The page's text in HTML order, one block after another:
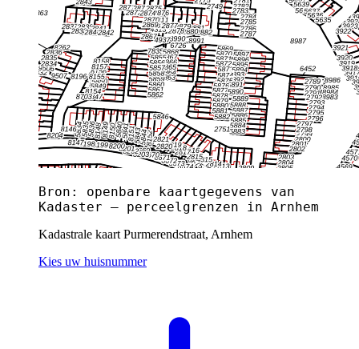
Bron: openbare kaartgegevens van
Kadaster — perceelgrenzen in Arnhem
Kadastrale kaart Purmerendstraat, Arnhem
Kies uw huisnummer